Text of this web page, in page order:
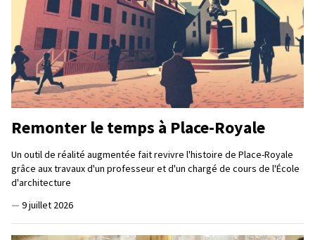
Remonter le temps à Place-Royale
Un outil de réalité augmentée fait revivre l'histoire de Place-Royale
grâce aux travaux d'un professeur et d'un chargé de cours de l'École
d'architecture
— 9 juillet 2026